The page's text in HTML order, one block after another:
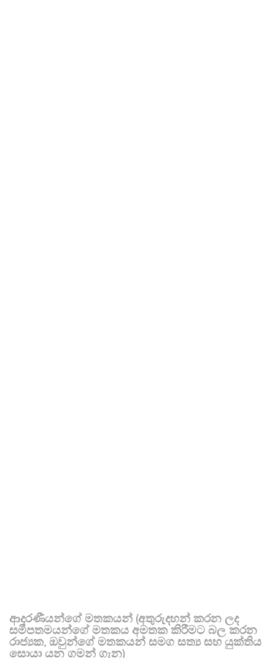
ආදරණීයන්ගේ මතකයන් (අතුරුදහන් කරන ලද
සමීපතමයන්ගේ මතකය අමතක කිරීමට බල කරන
රාජ්‍යක, ඔවුන්ගේ මතකයන් සමග සත්‍ය සහ යුක්තිය
සොයා යන ගමන් ගැන)